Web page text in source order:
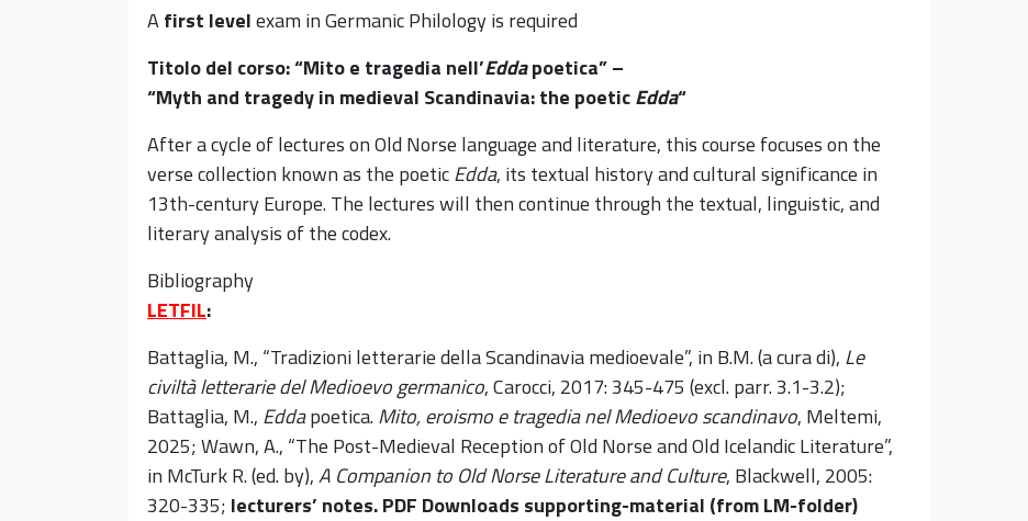
Afirst levelexam in Germanic Philology is required
Titolo del corso: “Mito e tragedia nell’Eddapoetica” –
“Myth and tragedy in medieval Scandinavia: the poeticEdda“
After a cycle of lectures on Old Norse language and literature, this course focuses on the
verse collection known as the poeticEdda, its textual history and cultural significance in
13th-century Europe. The lectures will then continue through the textual, linguistic, and
literary analysis of the codex.
Bibliography
LETFIL:
Battaglia, M., “Tradizioni letterarie della Scandinavia medioevale”, in B.M. (a cura di), Le
civiltà letterarie del Medioevo germanico, Carocci, 2017: 345-475 (excl. parr. 3.1-3.2);
Battaglia, M., Eddapoetica.Mito, eroismo e tragedia nel Medioevo scandinavo, Meltemi,
2025; Wawn, A., “The Post-Medieval Reception of Old Norse and Old Icelandic Literature”,
in McTurk R. (ed. by),A Companion to Old Norse Literature and Culture, Blackwell, 2005:
320-335; lecturers’ notes.PDF Downloads supporting-material (from LM-folder)